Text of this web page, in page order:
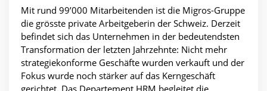
Mit rund 99’000 Mitarbeitenden ist die Migros-Gruppe
die grösste private Arbeitgeberin der Schweiz. Derzeit
befindet sich das Unternehmen in der bedeutendsten
Transformation der letzten Jahrzehnte: Nicht mehr
strategiekonforme Geschäfte wurden verkauft und der
Fokus wurde noch stärker auf das Kerngeschäft
gerichtet. Das Departement HRM begleitet die